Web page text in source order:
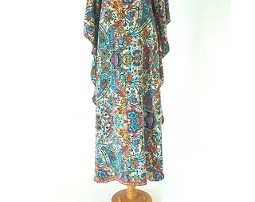
Is a company dedicated to the design and
preparation of High Fashion and Pret à
Porte costumes for ladies.